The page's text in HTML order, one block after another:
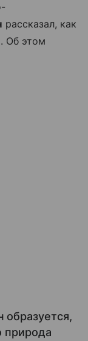
рассказал, как
Об этом
образуется,
природа